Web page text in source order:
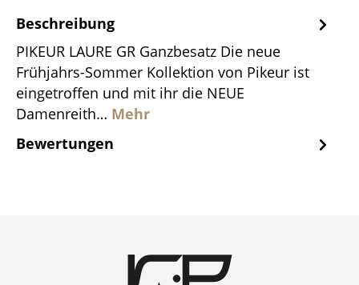
Beschreibung
PIKEUR LAURE GR Ganzbesatz Die neue
Frühjahrs-Sommer Kollektion von Pikeur ist
eingetroffen und mit ihr die NEUE
Damenreith… Mehr
Bewertungen